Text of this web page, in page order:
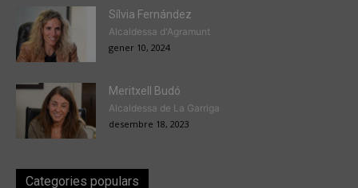
Sílvia Fernández
Alcaldessa d'Agramunt
gener 10, 2024
Meritxell Budó
Alcaldessa de La Garriga
desembre 18, 2023
Categories populars